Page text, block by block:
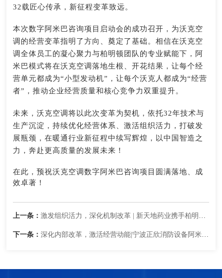
32载匠心传承，新征程变革致远。
本次数字阿米巴咨询项目启动会的成功召开，为沃克空
调的经营变革指明了方向、奠定了基础。相信在沃克空
调全体员工的凝心聚力与柏明顿团队的专业赋能下，阿
米巴模式将在沃克空调落地生根、开花结果，让每个经
营单元都成为“小型发动机”，让每个沃克人都成为“经营
者”，推动企业经营质量和核心竞争力双重提升。
未来，沃克空调将以此次变革为契机，依托32年技术与
生产沉淀，持续优化经营体系、激活组织活力，打破发
展瓶颈，在暖通行业新征程中续写辉煌，以中国智造之
力，奔赴更高质量的发展未来！
在此，预祝沃克空调数字阿米巴咨询项目圆满落地、成
效卓著！
上一条：激发组织活力，深化机制改革 | 新天地药业携手柏明顿正式启动数字阿米巴咨询项目
下一条：深化内部改革，激活经营动能|宁波正欣消防设备阿米巴咨询项目启动会顺利召开